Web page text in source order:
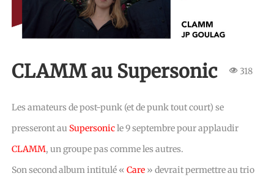
CLAMM au Supersonic 318
Les amateurs de post-punk (et de punk tout court) se
presseront au Supersonicle 9 septembre pour applaudir
CLAMM, un groupe pas comme les autres.
Son second album intitulé «Care » devrait permettre au trio